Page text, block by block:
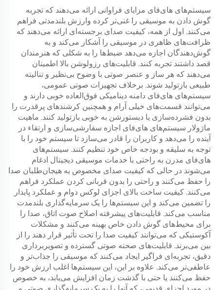
سیستم‌های های‌فای مزایای فراوانی ارائه می‌دهند که تجربه
گوش دادن به موسیقی را غنی‌تر کرده وارزش بلندمدتی فراهم
می‌کنند. اول از همه، کیفیت صدای برجسته‌ای ارائه می‌دهند که
ظرافت‌های ظاهری در موسیقی را آشکار می‌کند و به
گوش‌دهندگان اجازه می‌دهد ضبط‌ها را به شکلی که هنرمندان
قصد داشتند تجربه کنند. قابلیت‌های رزولوشن بالا اطمینان
می‌دهند که هر ساز و عنصر صوتی با وضوح بی‌نظیر و تنالیته
طبیعی بازتولید شوند. برخلاف تجهیزات صوتی عمومی،
سیستم‌های های‌فای دامنه دینامیکی فوق‌العاده خوبی دارند و
می‌توانند قسمت‌های خیلی آرام و همچنین کرشندهای پرقدرت را
بدون فشرده‌سازی یا دیستورشن به خوبی بازتولید کنند. ماهیت
ماژولار سیستم‌های های‌فای اجازه سفارشی‌سازی و ارتقاء در
آینده را می‌دهد و کاربران را قادر می‌سازد تا سیستم خود را با
توجه به سلیقه و بودجه خاص خود تنظیم کنند. سیستم‌های
های‌فای مدرن به راحتی با خدمات موسیقی دیجیتال ادغام
می‌شوند در حالی که کیفیت صدای مخصوص به هیجان‌طلبان صدا
را حفظ می‌کنند و راحتی را بدون قربانی کردن عملکرد فراهم
می‌کنند. کیفیت ساخت بالای اجزای لوکس دوام و عملکرد پایدار
را تضمین می‌کند و این سیستم‌ها را یک سرمایه‌گذاری بلندمدت
مناسب می‌کند. قابلیت‌های پیشرفته اصلاح صوت اتاق، صدا را
برای محیط‌های گوش دادن خاص بهینه می‌کنند و مشکلات
آکوستیکی که می‌توانند کیفیت صدا را تحت تأثیر قرار دهند را از
بین می‌برند. قابلیت‌های صحنه صوتی گسترده و تصویربرداری
دقیق، تجربه‌ای فراگیر ایجاد می‌کنند که موسیقی را جذاب‌تر و
عاطفی‌تر می‌کند. علاوه بر این، این سیستم‌ها اغلب ارزش خود را
حفظ می‌کنند یا حتی با گذشت زمان افزایش می‌یابد، به خصوص